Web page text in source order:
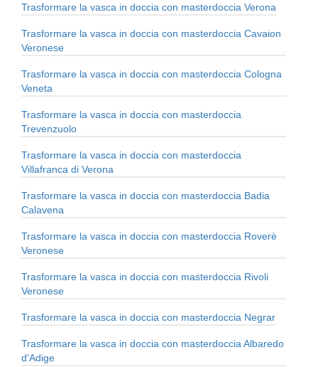
Trasformare la vasca in doccia con masterdoccia Verona
Trasformare la vasca in doccia con masterdoccia Cavaion
Veronese
Trasformare la vasca in doccia con masterdoccia Cologna
Veneta
Trasformare la vasca in doccia con masterdoccia
Trevenzuolo
Trasformare la vasca in doccia con masterdoccia
Villafranca di Verona
Trasformare la vasca in doccia con masterdoccia Badia
Calavena
Trasformare la vasca in doccia con masterdoccia Roverè
Veronese
Trasformare la vasca in doccia con masterdoccia Rivoli
Veronese
Trasformare la vasca in doccia con masterdoccia Negrar
Trasformare la vasca in doccia con masterdoccia Albaredo
d'Adige